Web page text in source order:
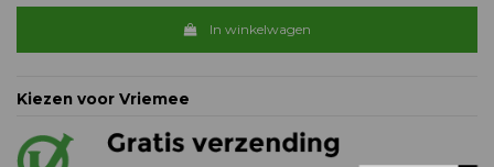
In winkelwagen
Kiezen voor Vriemee